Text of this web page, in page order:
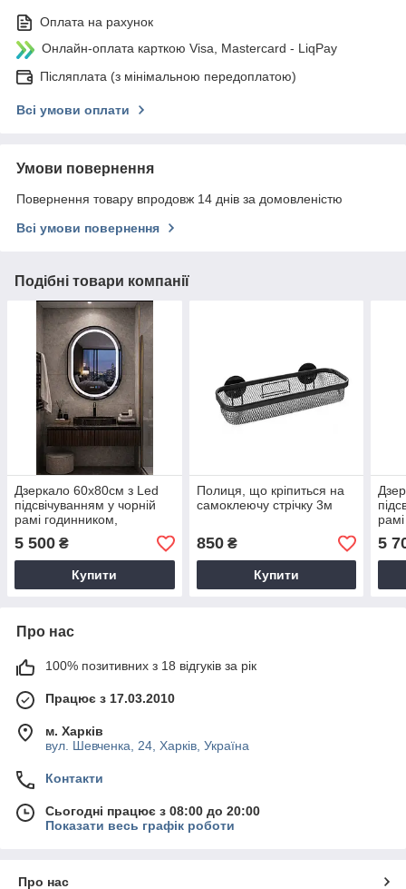
Оплата на рахунок
Онлайн-оплата карткою Visa, Mastercard - LiqPay
Післяплата (з мінімальною передоплатою)
Всі умови оплати
Умови повернення
Повернення товару впродовж 14 днів за домовленістю
Всі умови повернення
Подібні товари компанії
Дзеркало 60х80см з Led
підсвічуванням у чорній
рамі годинником,
антизапотіванням та
сенсорами
5 500 ₴
Купити
Полиця, що кріпиться на
самоклеючу стрічку 3м
850₴
Купити
5
Про нас
100% позитивних з 18 відгуків за рік
Працює з 17.03.2010
м. Харків
вул. Шевченка, 24, Харків, Україна
Контакти
Сьогодні працює з 08:00 до 20:00
Показати весь графік роботи
Про нас